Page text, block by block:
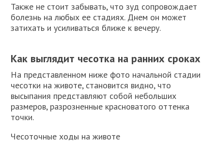
Также не стоит забывать, что зуд сопровождает
болезнь на любых ее стадиях. Днем он может
затихать и усиливаться ближе к вечеру.
Как выглядит чесотка на ранних сроках
На представленном ниже фото начальной стадии
чесотки на животе, становится видно, что
высыпания представляют собой небольших
размеров, разрозненные красноватого оттенка
точки.
Чесоточные ходы на животе